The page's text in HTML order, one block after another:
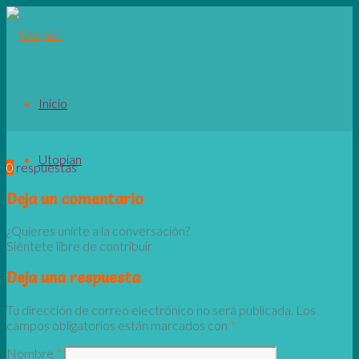
Inicio
Utopian
0 respuestas
Deja un comentario
¿Quieres unirte a la conversación?
Siéntete libre de contribuir
Deja una respuesta
Tu dirección de correo electrónico no será publicada. Los
campos obligatorios están marcados con *
Nombre *